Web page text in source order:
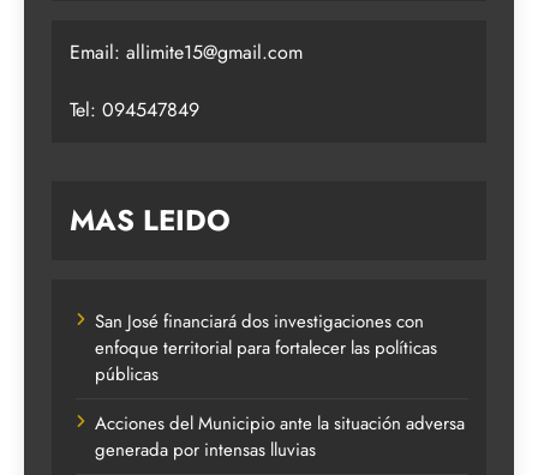
Email: allimite15@gmail.com
Tel: 094547849
MAS LEIDO
San José financiará dos investigaciones con
enfoque territorial para fortalecer las políticas
públicas
Acciones del Municipio ante la situación adversa
generada por intensas lluvias